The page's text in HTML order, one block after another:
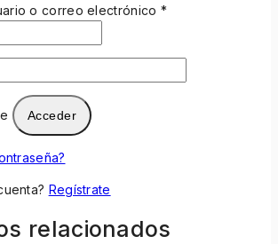
o correo electrónico *
Acceder
Regístrate
relacionados